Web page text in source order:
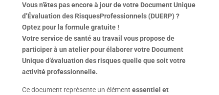
Vous n’êtes pas encore à jour de votre Document Unique
d’Évaluation des RisquesProfessionnels (DUERP) ?
Optez pour la formule gratuite !
Votre service de santé au travail vous propose de
participer à un atelier pour élaborer votre Document
Unique d’évaluation des risques quelle que soit votre
activité professionnelle.
Ce document représente un élément essentiel et